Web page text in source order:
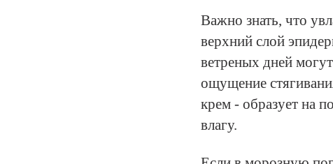
Важно знать, что
верхний слой
ветреных дней
ощущение
крем - образует на
влагу.